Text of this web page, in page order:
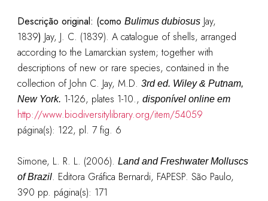
Descrição original: (como Bulimus dubiosusJay,
1839) Jay, J. C. (1839). A catalogue of shells, arranged
according to the Lamarckian system; together with
descriptions of new or rare species, contained in the
collection of John C. Jay, M.D. 3rd ed. Wiley & Putnam,
New York. 1-126, plates 1-10., disponível online em
http://www.biodiversitylibrary.org/item/54059
página(s): 122, pl. 7 fig. 6
Simone, L. R. L. (2006). Land and Freshwater Molluscs
of Brazil. Editora Gráfica Bernardi, FAPESP. São Paulo,
390 pp. página(s): 171